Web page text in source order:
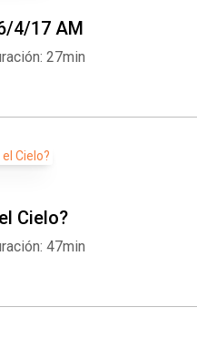
4/17 AM
27min
Cielo?
47min